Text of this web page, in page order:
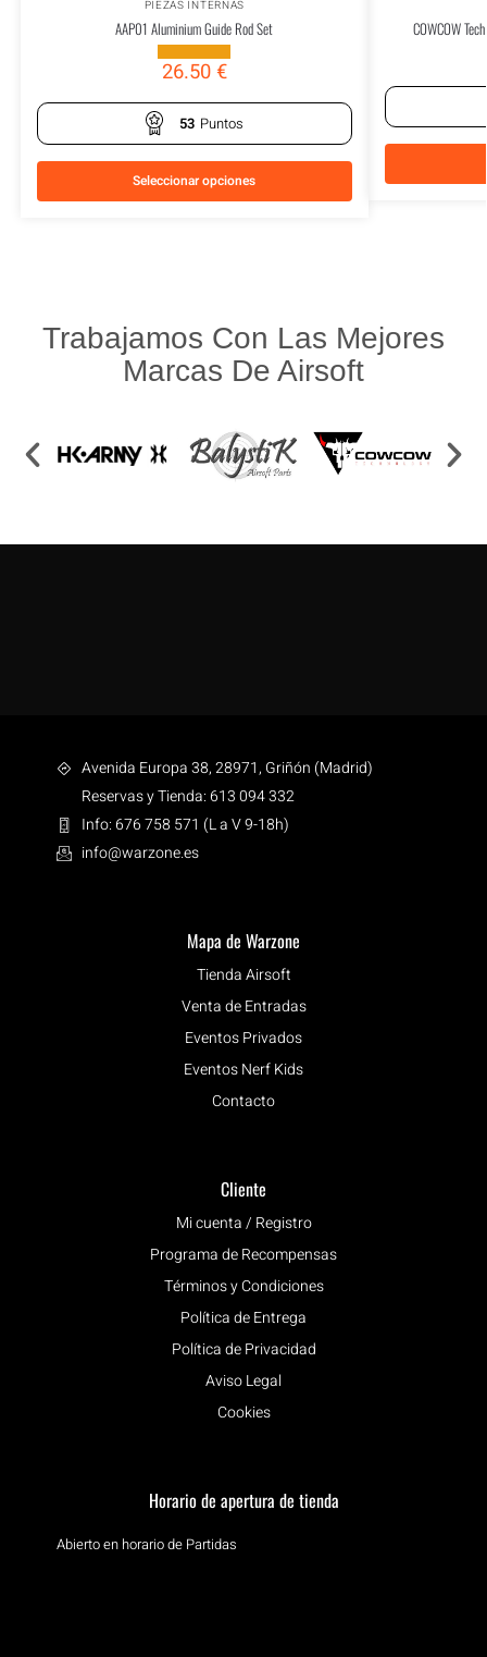
PIEZAS INTERNAS
AAP01 Aluminium Guide Rod Set
26.50€
53 Puntos
Seleccionar opciones
COWCOW
Trabajamos Con Las Mejores
Marcas De Airsoft
Avenida Europa 38, 28971, Griñón (Madrid)
Reservas y Tienda: 613 094 332
Info: 676 758 571 (L a V 9-18h)
info@warzone.es
Mapa de Warzone
Tienda Airsoft
Venta de Entradas
Eventos Privados
Eventos Nerf Kids
Contacto
Cliente
Mi cuenta / Registro
Programa de Recompensas
Términos y Condiciones
Política de Entrega
Política de Privacidad
Aviso Legal
Cookies
Horario de apertura de tienda
Abierto en horario de Partidas